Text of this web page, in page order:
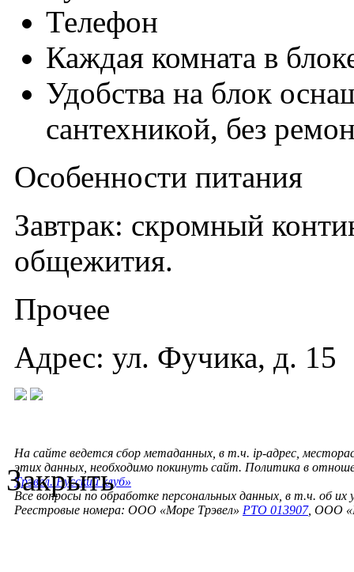
Телефон
Каждая комната в
Удобства на блок
сантехникой, без
Особенности питания
Завтрак: скромный
общежития.
Прочее
Адрес: ул. Фучика, д. 15
На сайте ведется сбор метаданных, в т.ч. ip-адрес,
этих данных, необходимо покинуть сайт. Политика в
Трэвел. Русский клуб»
Все вопросы по обработке персональных данных, в т.ч. об их
Реестровые номера: ООО «Море Трэвел» РТО 013907, ООО
Закрыть